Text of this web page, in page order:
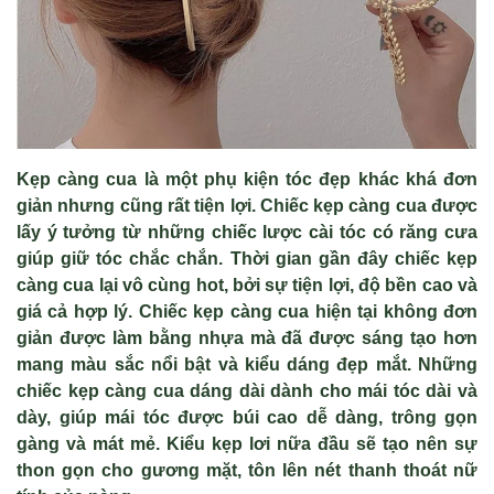
Kẹp càng cua là một phụ kiện tóc đẹp khác khá đơn
giản nhưng cũng rất tiện lợi. Chiếc kẹp càng cua được
lấy ý tưởng từ những chiếc lược cài tóc có răng cưa
giúp giữ tóc chắc chắn. Thời gian gần đây chiếc kẹp
càng cua lại vô cùng hot, bởi sự tiện lợi, độ bền cao và
giá cả hợp lý. Chiếc kẹp càng cua hiện tại không đơn
giản được làm bằng nhựa mà đã được sáng tạo hơn
mang màu sắc nổi bật và kiểu dáng đẹp mắt. Những
chiếc kẹp càng cua dáng dài dành cho mái tóc dài và
dày, giúp mái tóc được búi cao dễ dàng, trông gọn
gàng và mát mẻ. Kiểu kẹp lơi nữa đầu sẽ tạo nên sự
thon gọn cho gương mặt, tôn lên nét thanh thoát nữ